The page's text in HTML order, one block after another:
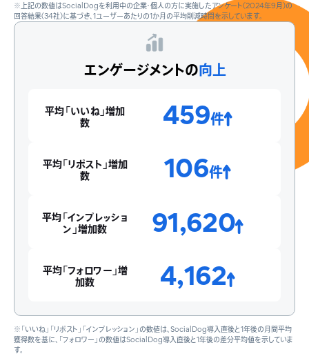
※上記の数値はSocialDogを利用中の企業・個人の方に実施したアンケート(2024年9月)の
回答結果(34社)に基づき、1ユーザーあたりの1か月の平均削減時間を示しています。
エンゲージメントの向上
平均「いいね」増加
数 459件
平均「リポスト」増加
数 106件
平均「インプレッショ
ン」増加数 91,620
平均「フォロワー」増
加数 4,162
※「いいね」「リポスト」「インプレッション」の数値は、SocialDog導入直後と1年後の月間平均
獲得数を基に、「フォロワー」の数値はSocialDog導入直後と1年後の差分平均値を示していま
す。